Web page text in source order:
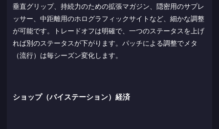
垂直グリップ、持続力のための拡張マガジン、隠密用のサプレ
ッサー、中距離用のホログラフィックサイトなど、細かな調整
が可能です。トレードオフは明確で、一つのステータスを上げ
れば別のステータスが下がります。パッチによる調整でメタ
（流行）は毎シーズン変化します。
ショップ（バイステーション）経済